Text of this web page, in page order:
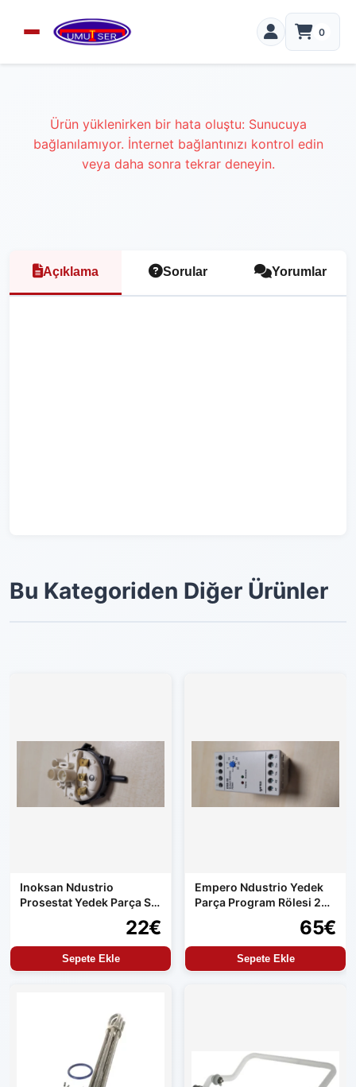
0
Ürün yüklenirken bir hata oluştu: Sunucuya
bağlanılamıyor. İnternet bağlantınızı kontrol edin
veya daha sonra tekrar deneyin.
Açıklama Sorular Yorumlar
Bu Kategoriden Diğer Ürünler
Inoksan Ndustrio
Prosestat Yedek Parça Su
22€
Sepete Ekle
Empero Ndustrio Yedek
Parça Program Rölesi 220
65€
Sepete Ekle